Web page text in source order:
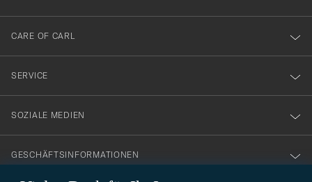
dig
till
vårt
nyhetsbrev!
CARE OF CARL
SERVICE
SOZIALE MEDIEN
GESCHÄFTSINFORMATIONEN